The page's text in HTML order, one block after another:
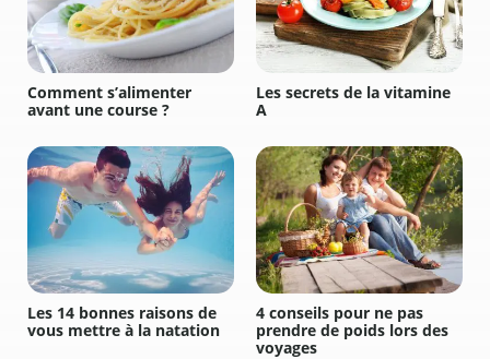
Comment s’alimenter
avant une course ?
Les secrets de la vitamine
A
Les 14 bonnes raisons de
vous mettre à la natation
4 conseils pour ne pas
prendre de poids lors des
voyages